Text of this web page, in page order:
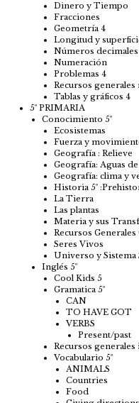
Dinero y Tiempo
Fracciones
Geometría 4
Longitud y
Números decimales
Numeración
Problemas 4
Recursos generales
Tablas y gráficos 4
5º PRIMARIA
Conocimiento 5º
Ecosistemas
Fuerza y
Geografía : Relieve
Geografía: Aguas
Geografía: clima y
Historia 5º
La Tierra
Las plantas
Materia y sus
Recursos
Seres Vivos
Universo y Sistema
Inglés 5º
Cool Kids 5
Gramatica 5º
CAN
TO HAVE GOT
VERBS
Present/past
Recursos generales
Vocabulario 5º
ANIMALS
Countries
Food